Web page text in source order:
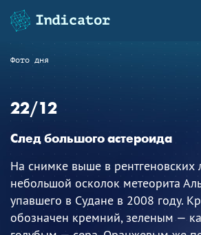
Фото дня
22/12
След большого астероида
На снимке выше в рентгеновских
небольшой осколок метеорита
упавшего в Судане в 2008 году.
обозначен кремний, зеленым —